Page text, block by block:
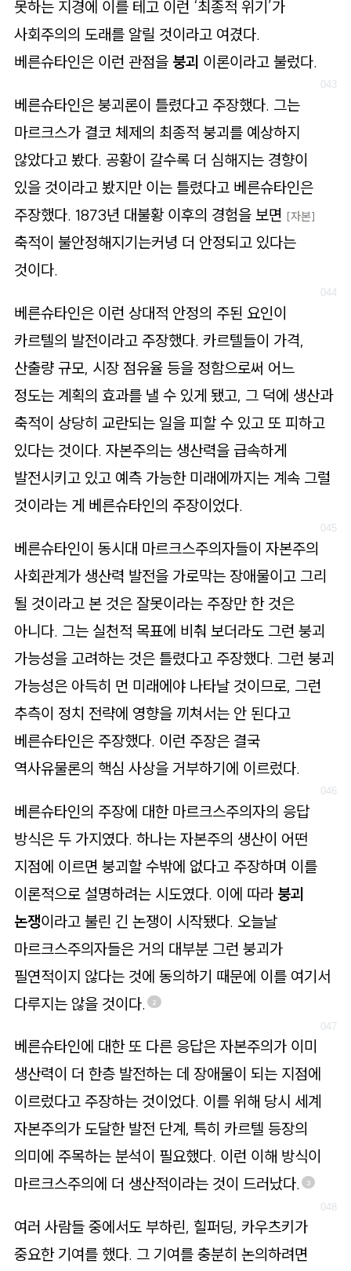
못하는 지경에 이를 테고 이런 ‘최종적 위기’가
사회주의의 도래를 알릴 것이라고 여겼다.
베른슈타인은 이런 관점을 붕괴 이론이라고 불렀다.
베른슈타인은 붕괴론이 틀렸다고 주장했다. 그는
마르크스가 결코 체제의 최종적 붕괴를 예상하지
않았다고 봤다. 공황이 갈수록 더 심해지는 경향이
있을 것이라고 봤지만 이는 틀렸다고 베른슈타인은
주장했다. 1873년 대불황 이후의 경험을 보면 [자본]
축적이 불안정해지기는커녕 더 안정되고 있다는
것이다.
베른슈타인은 이런 상대적 안정의 주된 요인이
카르텔의 발전이라고 주장했다. 카르텔들이 가격,
산출량 규모, 시장 점유율 등을 정함으로써 어느
정도는 계획의 효과를 낼 수 있게 됐고, 그 덕에 생산과
축적이 상당히 교란되는 일을 피할 수 있고 또 피하고
있다는 것이다. 자본주의는 생산력을 급속하게
발전시키고 있고 예측 가능한 미래에까지는 계속 그럴
것이라는 게 베른슈타인의 주장이었다.
베른슈타인이 동시대 마르크스주의자들이 자본주의
사회관계가 생산력 발전을 가로막는 장애물이고 그리
될 것이라고 본 것은 잘못이라는 주장만 한 것은
아니다. 그는 실천적 목표에 비춰 보더라도 그런 붕괴
가능성을 고려하는 것은 틀렸다고 주장했다. 그런 붕괴
가능성은 아득히 먼 미래에야 나타날 것이므로, 그런
추측이 정치 전략에 영향을 끼쳐서는 안 된다고
베른슈타인은 주장했다. 이런 주장은 결국
역사유물론의 핵심 사상을 거부하기에 이르렀다.
베른슈타인의 주장에 대한 마르크스주의자의 응답
방식은 두 가지였다. 하나는 자본주의 생산이 어떤
지점에 이르면 붕괴할 수밖에 없다고 주장하며 이를
이론적으로 설명하려는 시도였다. 이에 따라 붕괴
논쟁이라고 불린 긴 논쟁이 시작됐다. 오늘날
마르크스주의자들은 거의 대부분 그런 붕괴가
필연적이지 않다는 것에 동의하기 때문에 이를 여기서
다루지는 않을 것이다.
2
베른슈타인에 대한 또 다른 응답은 자본주의가 이미
생산력이 더 한층 발전하는 데 장애물이 되는 지점에
이르렀다고 주장하는 것이었다. 이를 위해 당시 세계
자본주의가 도달한 발전 단계, 특히 카르텔 등장의
의미에 주목하는 분석이 필요했다. 이런 이해 방식이
마르크스주의에 더 생산적이라는 것이 드러났다.
3
여러 사람들 중에서도 부하린, 힐퍼딩, 카우츠키가
중요한 기여를 했다. 그 기여를 충분히 논의하려면